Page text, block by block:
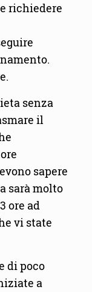
richiedere
senza
il
sapere
sarà molto
ore ad
vi state
di poco
a